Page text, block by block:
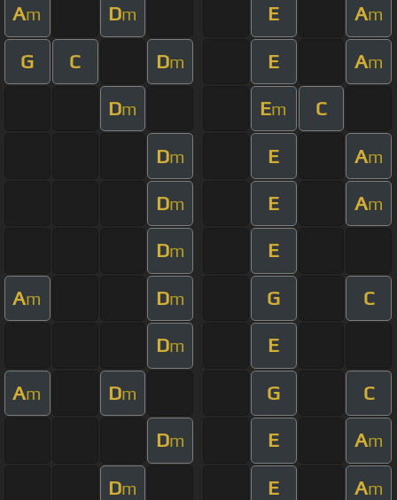
Am Dm E Am
G C Dm E Am
Dm Em C
Dm E Am
Dm E Am
Dm E
Am Dm G C
Dm E
Am Dm G C
Dm E Am
Dm E Am